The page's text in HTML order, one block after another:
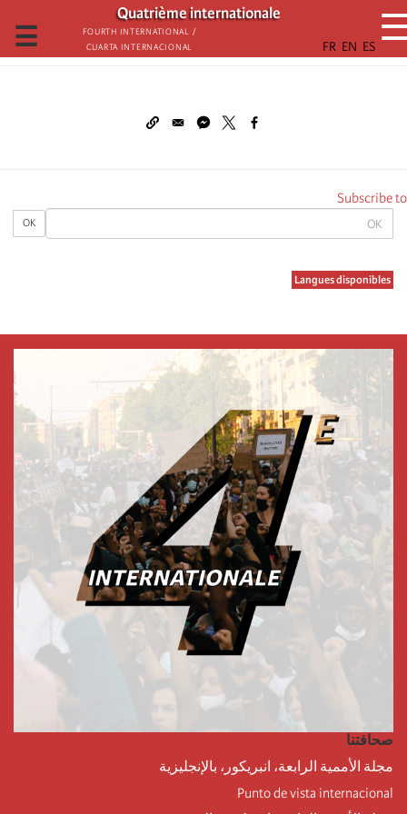
تجاوز
إلى
المحتوى
Quatrième internationale
Fourth International /
Cuarta Internacional
☰
OK
OK
Langues disponibles
Subscribe to
صحافتنا
مجلة الأممية الرابعة، انبريكور، بالإنجليزية
Punto de vista internacional